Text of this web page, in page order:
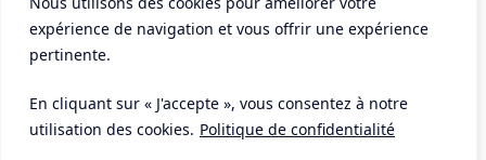
expérience de navigation et vous offrir une expérience
pertinente.
En cliquant sur « J'accepte », vous consentez à notre
utilisation des cookies. Politique de confidentialité
Tél :04 67 18 30 30
Mail :